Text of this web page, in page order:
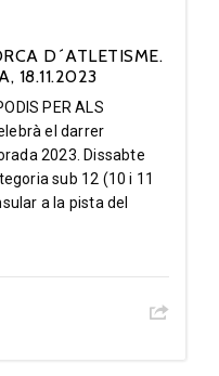
D´ATLETISME.
18.11.2023
PER ALS
el darrer
2023. Dissabte
sub 12 (10 i 11
a la pista del